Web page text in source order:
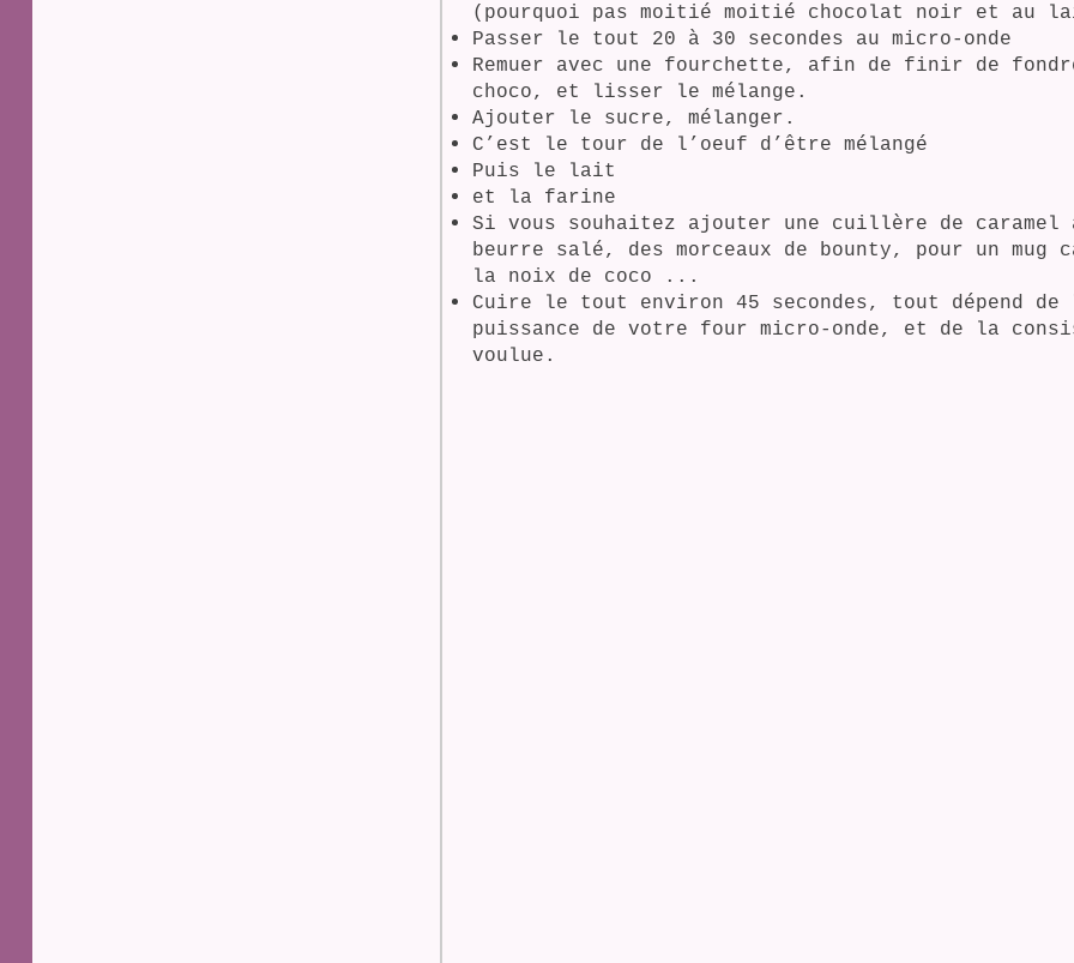
(pourquoi pas moitié moitié chocolat noir et au
Passer le tout 20 à 30 secondes au micro-onde
Remuer avec une fourchette, afin de finir de
choco, et lisser le mélange.
Ajouter le sucre, mélanger.
C’est le tour de l’oeuf d’être mélangé
Puis le lait
et la farine
Si vous souhaitez ajouter une cuillère de caramel
beurre salé, des morceaux de bounty, pour un mug
la noix de coco ...
Cuire le tout environ 45 secondes, tout dépend de
puissance de votre four micro-onde, et de la
voulue.